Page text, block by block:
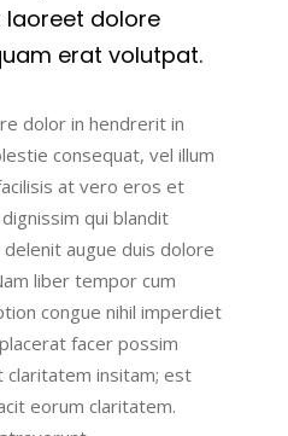
laoreet dolore
erat volutpat.
dolor in hendrerit in
consequat, vel illum
at vero eros et
qui blandit
augue duis dolore
liber tempor cum
congue nihil imperdiet
facer possim
claritatem insitam; est
eorum claritatem.